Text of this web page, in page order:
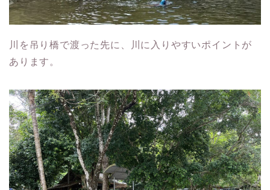
川を吊り橋で渡った先に、川に入りやすいポイントが
あります。